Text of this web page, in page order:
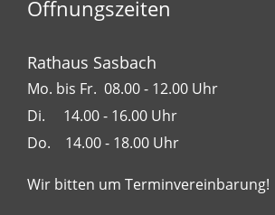
Öffnungszeiten
Rathaus Sasbach
Mo. bis Fr. 08.00 - 12.00 Uhr
Di. 14.00 - 16.00 Uhr
Do. 14.00 - 18.00 Uhr
Wir bitten um Terminvereinbarung!